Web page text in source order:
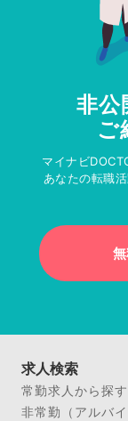
非公
ご
マイナビ
あなたの転職
求人検索
常勤求人から探す
非常勤（アルバ